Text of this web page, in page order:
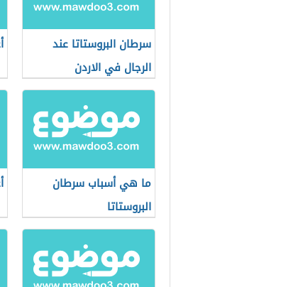
سرطان البروستاتا عند
الرجال في الاردن
ما هي أسباب سرطان
البروستاتا